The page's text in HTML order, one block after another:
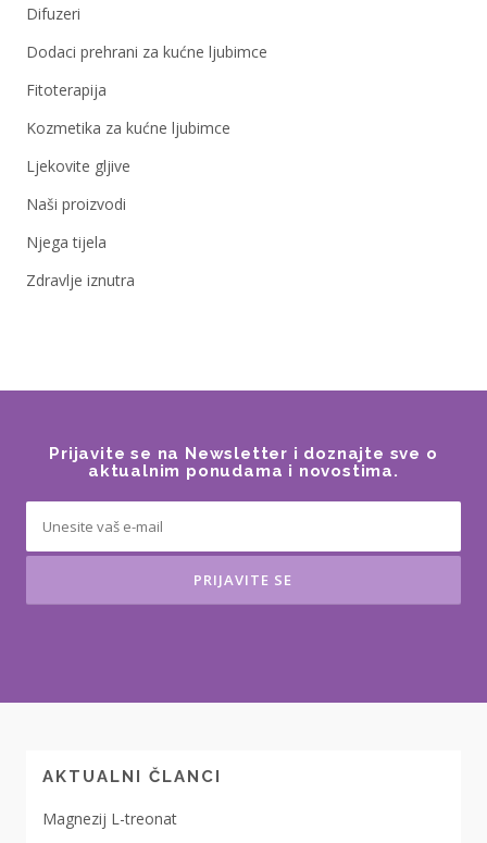
Difuzeri
Dodaci prehrani za kućne ljubimce
Fitoterapija
Kozmetika za kućne ljubimce
Ljekovite gljive
Naši proizvodi
Njega tijela
Zdravlje iznutra
Prijavite se na Newsletter i doznajte sve o
aktualnim ponudama i novostima.
AKTUALNI ČLANCI
Magnezij L-treonat